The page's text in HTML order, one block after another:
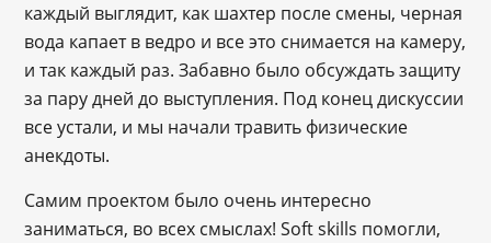
каждый выглядит, как шахтер после смены, черная
вода капает в ведро и все это снимается на камеру,
и так каждый раз. Забавно было обсуждать защиту
за пару дней до выступления. Под конец дискуссии
все устали, и мы начали травить физические
анекдоты.
Самим проектом было очень интересно
заниматься, во всех смыслах! Soft skills помогли,